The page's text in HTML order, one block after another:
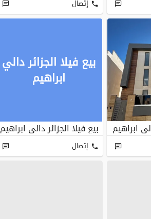
إتصال
ابراهيم
بيع فيلا الجزائر دالي
ابراهيم
بيع فيلا الجزائر دالي ابراهيم
إتصال